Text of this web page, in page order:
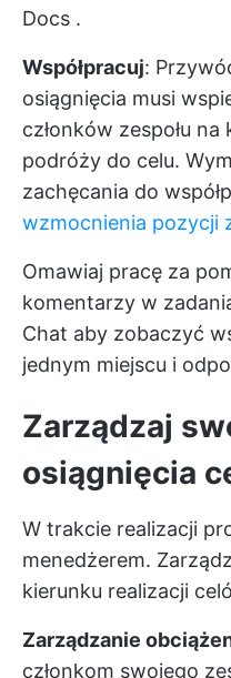
Docs .
Współpracuj:
osiągnięcia musi
członków zespołu
podróży do celu.
zachęcania do
wzmocnienia pozycji
Omawiaj pracę za
komentarzy w
Chat aby zobaczyć
jednym miejscu i
Zarządzaj
osiągnięcia
W trakcie realizacji
menedżerem.
kierunku realizacji
Zarządzanie
członkom swojego